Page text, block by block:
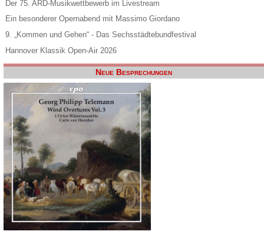
Der 75. ARD-Musikwettbewerb im Livestream
Ein besonderer Opernabend mit Massimo Giordano
9. „Kommen und Gehen“ - Das Sechsstädtebundfestival
Hannover Klassik Open-Air 2026
Neue Besprechungen